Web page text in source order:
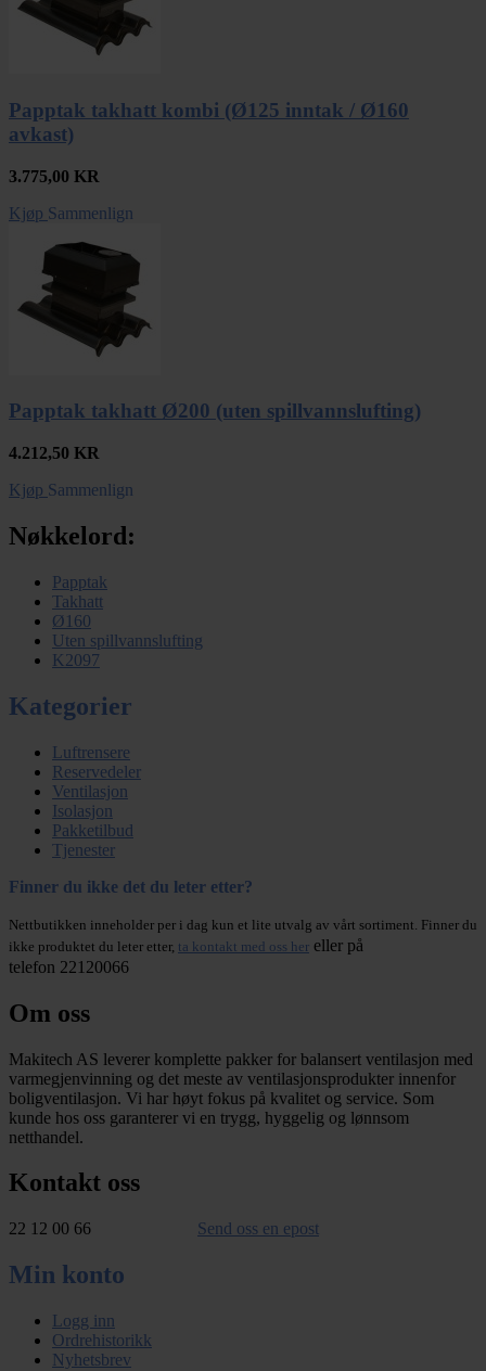
Papptak takhatt kombi (Ø125 inntak / Ø160
avkast)
3.775,00 KR
Kjøp Sammenlign
Papptak takhatt Ø200 (uten spillvannslufting)
4.212,50 KR
Kjøp Sammenlign
Nøkkelord:
Papptak
Takhatt
Ø160
Uten spillvannslufting
K2097
Kategorier
Luftrensere
Reservedeler
Ventilasjon
Isolasjon
Pakketilbud
Tjenester
Finner du ikke det du leter etter?
Nettbutikken inneholder per i dag kun et lite utvalg av vårt sortiment. Finner du
ikke produktet du leter etter, ta kontakt med oss her eller på
telefon 22120066
Om oss
Makitech AS leverer komplette pakker for balansert ventilasjon med
varmegjenvinning og det meste av ventilasjonsprodukter innenfor
boligventilasjon. Vi har høyt fokus på kvalitet og service. Som
kunde hos oss garanterer vi en trygg, hyggelig og lønnsom
netthandel.
Kontakt oss
22 12 00 66 Send oss en epost
Min konto
Logg inn
Ordrehistorikk
Nyhetsbrev